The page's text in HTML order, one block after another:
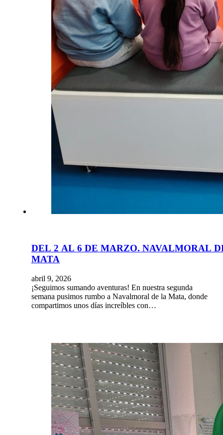
DEL 2 AL 6 DE MARZO. NAVALMORAL
MATA
abril 9, 2026
¡Seguimos sumando aventuras! En nuestra segunda
semana pusimos rumbo a Navalmoral de la Mata, donde
compartimos unos días increíbles con…